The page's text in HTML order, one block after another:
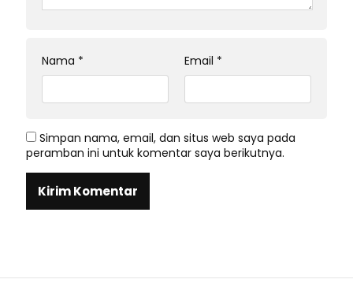
Nama * Email *
Simpan nama, email, dan situs web saya pada
peramban ini untuk komentar saya berikutnya.